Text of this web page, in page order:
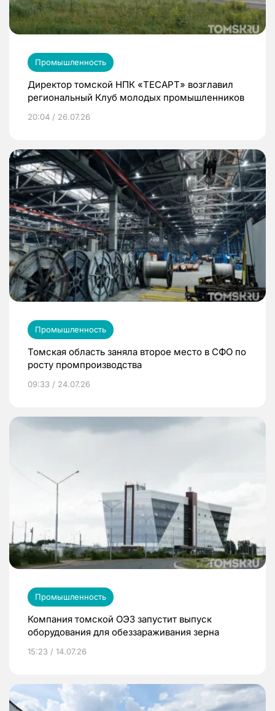
Промышленность
Директор томской НПК «ТЕСАРТ» возглавил
региональный Клуб молодых промышленников
20:04 / 26.07.26
Промышленность
Томская область заняла второе место в СФО по
росту промпроизводства
09:33 / 24.07.26
Промышленность
Компания томской ОЭЗ запустит выпуск
оборудования для обеззараживания зерна
15:23 / 14.07.26